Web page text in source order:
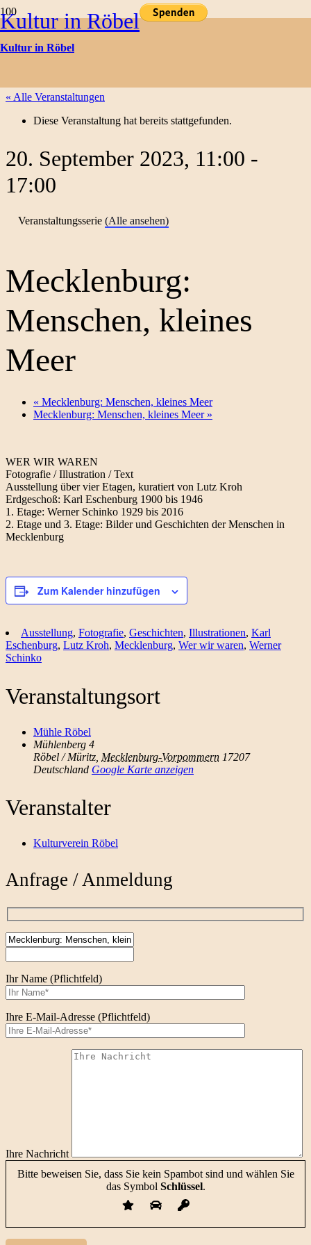
Kultur in Röbel
Kultur in Röbel
Kulturtermine
« Alle Veranstaltungen
Diese Veranstaltung hat bereits stattgefunden.
20. September 2023, 11:00 -
17:00
Veranstaltungsserie (Alle ansehen)
Mecklenburg:
Menschen, kleines
Meer
« Mecklenburg: Menschen, kleines Meer
Mecklenburg: Menschen, kleines Meer »
WER WIR WAREN
Fotografie / Illustration / Text
Ausstellung über vier Etagen, kuratiert von Lutz Kroh
Erdgeschoß: Karl Eschenburg 1900 bis 1946
1. Etage: Werner Schinko 1929 bis 2016
2. Etage und 3. Etage: Bilder und Geschichten der Menschen in
Mecklenburg
Zum Kalender hinzufügen
Ausstellung, Fotografie, Geschichten, Illustrationen, Karl
Eschenburg, Lutz Kroh, Mecklenburg, Wer wir waren, Werner
Schinko
Veranstaltungsort
Mühle Röbel
Mühlenberg 4
Röbel / Müritz Mecklenburg-Vorpommern 17207
Deutschland Google Karte anzeigen
Veranstalter
Kulturverein Röbel
Anfrage / Anmeldung
Ihr Name (Pflichtfeld)
Ihre E-Mail-Adresse (Pflichtfeld)
Ihre Nachricht
Bitte beweisen Sie, dass Sie kein Spambot sind und wählen Sie
das Symbol Schlüssel.